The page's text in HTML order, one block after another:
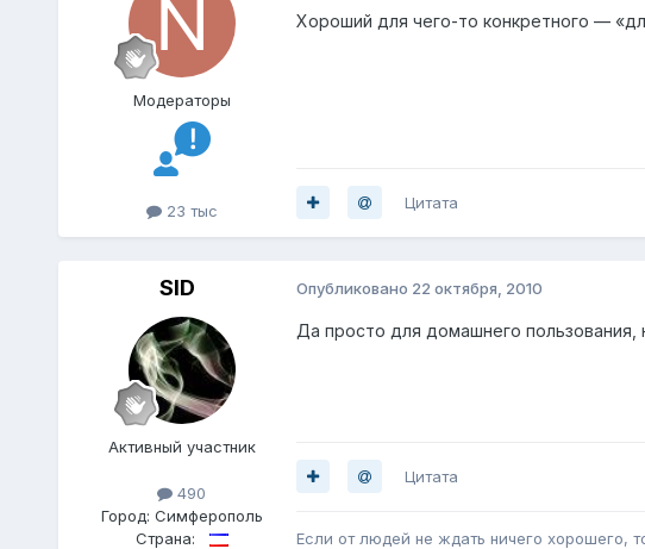
Модераторы
23 тыс
Хороший для чего-то конкретного —
Цитата
SID
Активный участник
490
Город: Симферополь
Страна:
Опубликовано 22 октября, 2010
Да просто для домашнего пользования,
Цитата
Если от людей не ждать ничего хорошего,